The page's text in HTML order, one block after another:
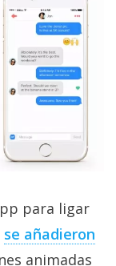
para ligar
se añadieron
animadas